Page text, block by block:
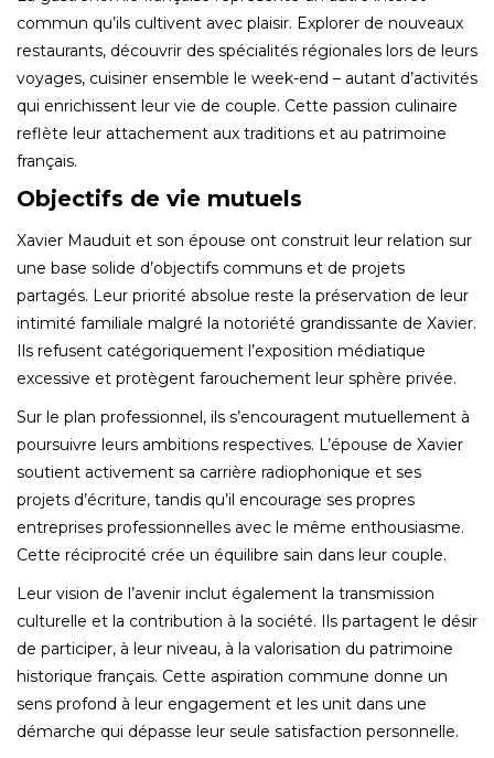
commun qu’ils cultivent avec plaisir. Explorer de nouveaux
restaurants, découvrir des spécialités régionales lors de leurs
voyages, cuisiner ensemble le week-end – autant d’activités
qui enrichissent leur vie de couple. Cette passion culinaire
reflète leur attachement aux traditions et au patrimoine
français.
Objectifs de vie mutuels
Xavier Mauduit et son épouse ont construit leur relation sur
une base solide d’objectifs communs et de projets
partagés. Leur priorité absolue reste la préservation de leur
intimité familiale malgré la notoriété grandissante de Xavier.
Ils refusent catégoriquement l’exposition médiatique
excessive et protègent farouchement leur sphère privée.
Sur le plan professionnel, ils s’encouragent mutuellement à
poursuivre leurs ambitions respectives. L’épouse de Xavier
soutient activement sa carrière radiophonique et ses
projets d’écriture, tandis qu’il encourage ses propres
entreprises professionnelles avec le même enthousiasme.
Cette réciprocité crée un équilibre sain dans leur couple.
Leur vision de l’avenir inclut également la transmission
culturelle et la contribution à la société. Ils partagent le désir
de participer, à leur niveau, à la valorisation du patrimoine
historique français. Cette aspiration commune donne un
sens profond à leur engagement et les unit dans une
démarche qui dépasse leur seule satisfaction personnelle.